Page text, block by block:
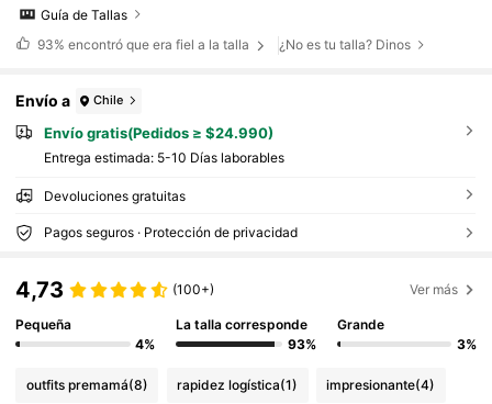
Guía de Tallas
93% encontró que era fiel a la talla ¿No es tu talla? Dinos
Envío a Chile
Envío gratis(Pedidos ≥ $24.990)
Entrega estimada: 5-10 Días laborables
Devoluciones gratuitas
Pagos seguros · Protección de privacidad
4,73 (100+) Ver más
Pequeña
4%
La talla corresponde
93%
Grande
3%
outfits premamá(8) rapidez logística(1) impresionante(4)